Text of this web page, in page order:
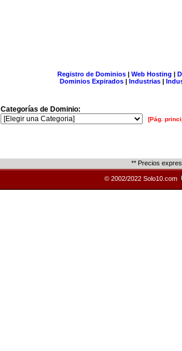
Registro de Dominios| Web Hosting |
Dominios Expirados | Industrias |
Categorías de Dominio:
[Pág.
** Precios
© 2002/2022 Solo10.com